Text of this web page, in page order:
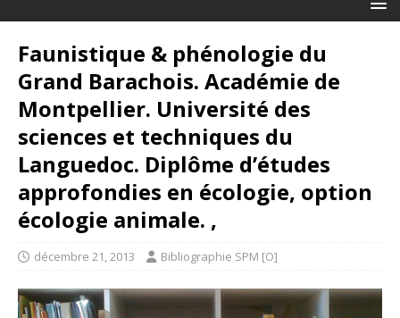
Faunistique & phénologie du
Grand Barachois. Académie de
Montpellier. Université des
sciences et techniques du
Languedoc. Diplôme d’études
approfondies en écologie, option
écologie animale. ,
décembre 21, 2013 Bibliographie SPM [O]